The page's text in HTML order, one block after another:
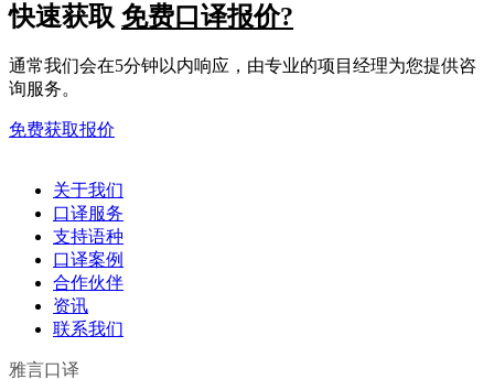
快速获取 免费口译报价?
通常我们会在5分钟以内响应，由专业的项目经理为您提供咨
询服务。
免费获取报价
关于我们
口译服务
支持语种
口译案例
合作伙伴
资讯
联系我们
雅言口译